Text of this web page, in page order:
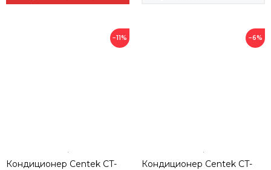
−11%
Кондиционер Centek CT-
−6%
Кондиционер Centek CT-